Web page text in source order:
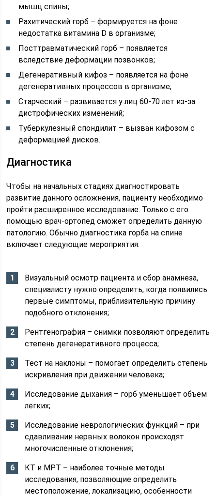
мышц спины;
Рахитический горб – формируется на фоне
недостатка витамина D в организме;
Посттравматический горб – появляется
вследствие деформации позвонков;
Дегенеративный кифоз – появляется на фоне
дегенеративных процессов в организме;
Старческий – развивается у лиц 60-70 лет из-за
дистрофических изменений;
Туберкулезный спондилит – вызван кифозом с
деформацией дисков.
Диагностика
Чтобы на начальных стадиях диагностировать
развитие данного осложнения, пациенту необходимо
пройти расширенное исследование. Только с его
помощью врач-ортопед сможет определить данную
патологию. Обычно диагностика горба на спине
включает следующие мероприятия:
Визуальный осмотр пациента и сбор анамнеза,
специалисту нужно определить, когда появились
первые симптомы, приблизительную причину
подобного отклонения;
Рентгенография – снимки позволяют определить
степень дегенеративного процесса;
Тест на наклоны – помогает определить степень
искривления при движении человека;
Исследование дыхания – горб уменьшает объем
легких;
Исследование неврологических функций – при
сдавливании нервных волокон происходят
многочисленные отклонения;
КТ и МРТ – наиболее точные методы
исследования, позволяющие определить
местоположение, локализацию, особенности